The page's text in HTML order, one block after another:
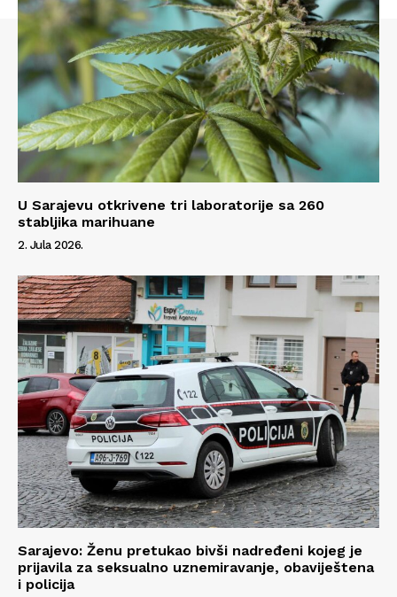
U Sarajevu otkrivene tri laboratorije sa 260
stabljika marihuane
2. Jula 2026.
Sarajevo: Ženu pretukao bivši nadređeni kojeg je
prijavila za seksualno uznemiravanje, obaviještena
i policija